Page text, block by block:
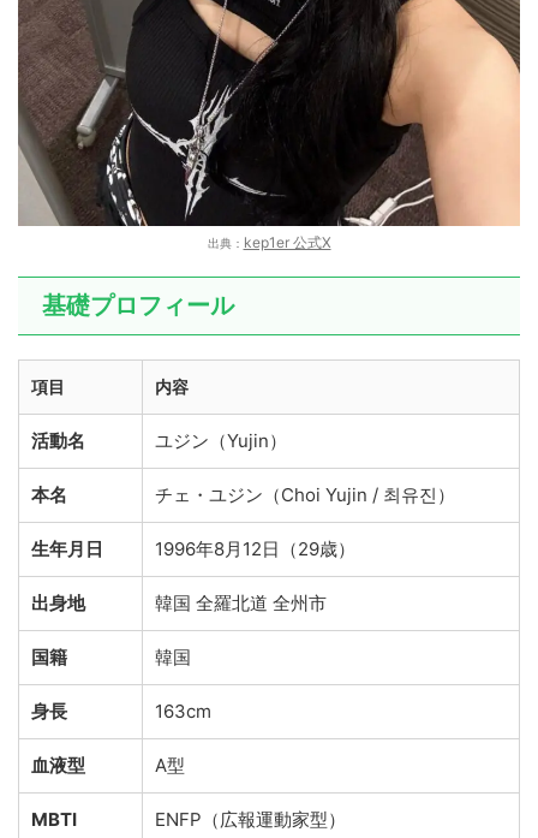
出典： kep1er 公式X
基礎プロフィール
項目 内容
活動名 ユジン（Yujin）
本名 チェ・ユジン（Choi Yujin / 최유진）
生年月日 1996年8月12日（29歳）
出身地 韓国 全羅北道 全州市
国籍 韓国
身長 163cm
血液型 A型
MBTI ENFP（広報運動家型）